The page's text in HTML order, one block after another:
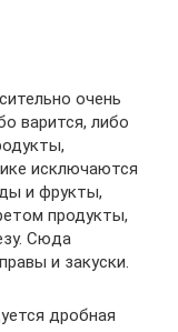
очень
варится, либо
исключаются
и фрукты,
продукты,
Сюда
и закуски.
дробная